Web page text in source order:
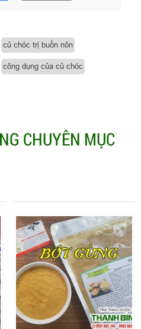
củ chóc trị buồn nôn
công dụng của củ chóc
CHUYÊN MỤC